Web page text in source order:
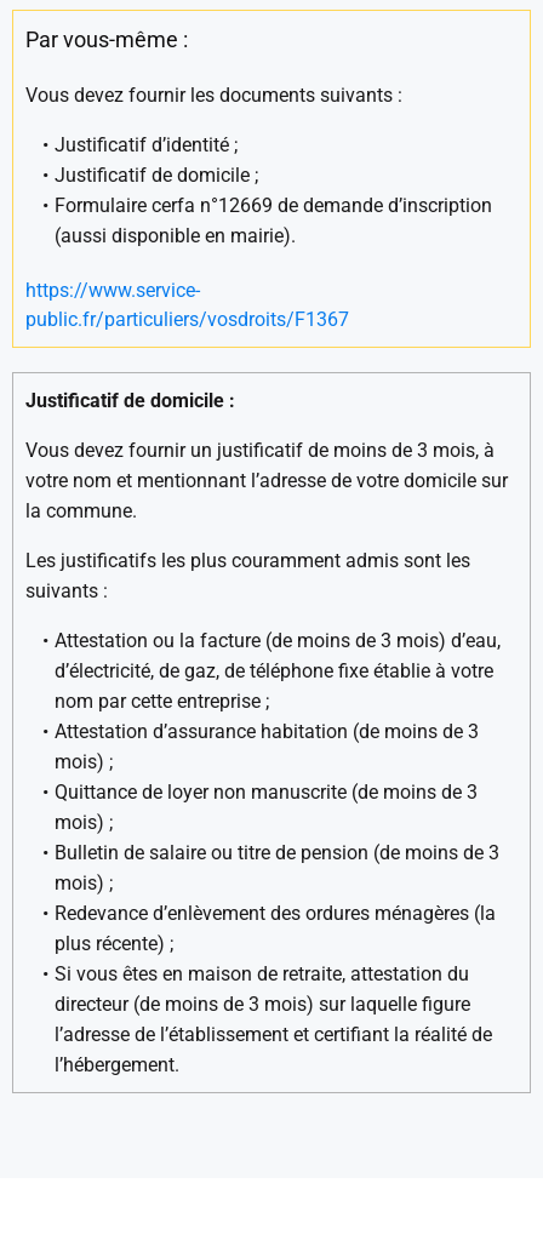
Par vous-même :
Vous devez fournir les documents suivants :
Justificatif d’identité ;
Justificatif de domicile ;
Formulaire cerfa n°12669 de demande d’inscription
(aussi disponible en mairie).
https://www.service-
public.fr/particuliers/vosdroits/F1367
Justificatif de domicile :
Vous devez fournir un justificatif de moins de 3 mois, à
votre nom et mentionnant l’adresse de votre domicile sur
la commune.
Les justificatifs les plus couramment admis sont les
suivants :
Attestation ou la facture (de moins de 3 mois) d’eau,
d’électricité, de gaz, de téléphone fixe établie à votre
nom par cette entreprise ;
Attestation d’assurance habitation (de moins de 3
mois) ;
Quittance de loyer non manuscrite (de moins de 3
mois) ;
Bulletin de salaire ou titre de pension (de moins de 3
mois) ;
Redevance d’enlèvement des ordures ménagères (la
plus récente) ;
Si vous êtes en maison de retraite, attestation du
directeur (de moins de 3 mois) sur laquelle figure
l’adresse de l’établissement et certifiant la réalité de
l’hébergement.